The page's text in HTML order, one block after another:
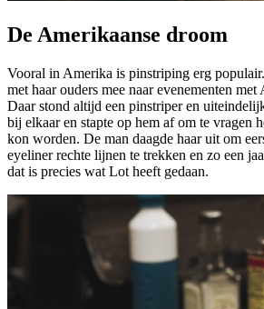
De Amerikaanse droom
Vooral in Amerika is pinstriping erg
met haar ouders mee naar evenementen met
Daar stond altijd een pinstriper en
bij elkaar en stapte op hem af om te vragen
kon worden. De man daagde haar uit om
eyeliner rechte lijnen te trekken en zo een
dat is precies wat Lot heeft gedaan.